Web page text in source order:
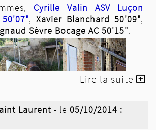
Cyrille Valin ASV Luçon
50'07", Xavier Blanchard 50'09",
Sèvre Bocage AC 50'15".
Lire la suite
Laurent - le 05/10/2014 :